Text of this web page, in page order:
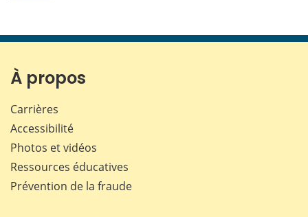
À propos
Carrières
Accessibilité
Photos et vidéos
Ressources éducatives
Prévention de la fraude